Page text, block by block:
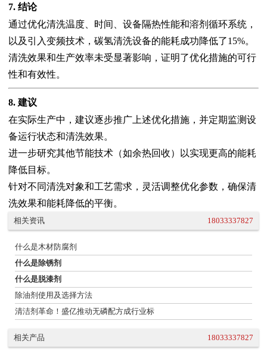
7. 结论
通过优化清洗温度、时间、设备隔热性能和溶剂循环系统，
以及引入变频技术，碳氢清洗设备的能耗成功降低了15%。
清洗效果和生产效率未受显著影响，证明了优化措施的可行
性和有效性。
8. 建议
在实际生产中，建议逐步推广上述优化措施，并定期监测设
备运行状态和清洗效果。
进一步研究其他节能技术（如余热回收）以实现更高的能耗
降低目标。
针对不同清洗对象和工艺需求，灵活调整优化参数，确保清
洗效果和能耗降低的平衡。
相关资讯 18033337827
什么是木材防腐剂
什么是除锈剂
什么是脱漆剂
除油剂使用及选择方法
清洁剂革命！盛亿推动无磷配方成行业标
相关产品 18033337827